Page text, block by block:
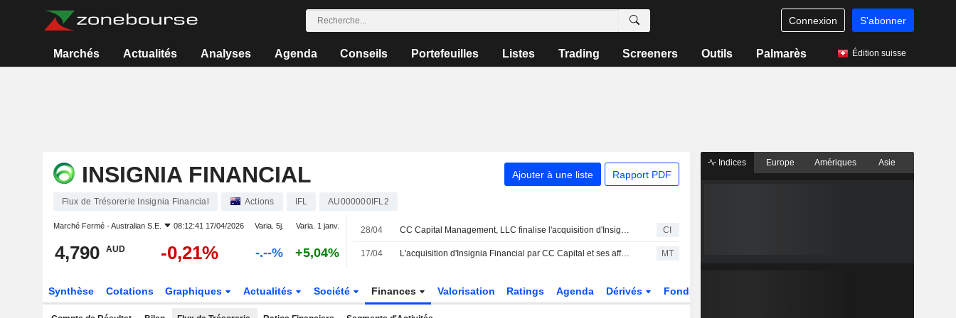
Connexion S'abonner
Marchés Actualités Analyses Agenda Conseils Portefeuilles Listes Trading Screeners Outils Palmarès Édition suisse
INSIGNIA FINANCIAL Ajouter à une liste Rapport PDF
Flux de Trésorerie Insignia Financial Actions IFL AU000000IFL2
Marché Fermé -Australian S.E. 08:12:41 17/04/2026 Varia. 5j. Varia. 1 janv.
4,790 AUD -0,21% -.--% +5,04%
28/04 CC Capital Management, LLC finalise l'acquisition d'Insignia Financial Ltd. (ASX:IFL). CI
17/04 L'acquisition d'Insignia Financial par CC Capital et ses affiliés devient juridiquement effective MT
Synthèse Cotations Graphiques Actualités Société Finances Valorisation Ratings Agenda Dérivés Fonds et ETFs
Indices Europe Amériques Asie